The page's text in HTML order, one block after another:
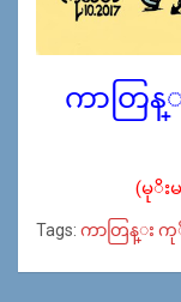
ကာတြ
(မုိး
Tags: ကာတြန္း